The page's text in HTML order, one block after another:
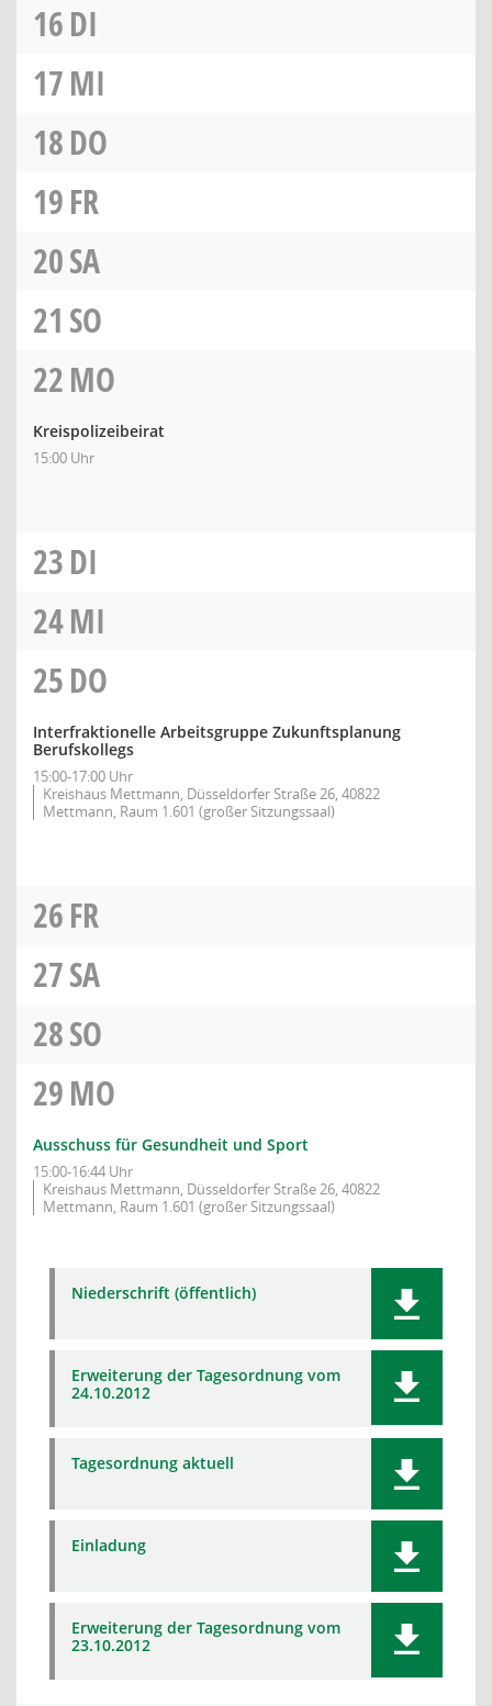
16DI
17MI
18DO
19FR
20SA
21 SO
22MO
Kreispolizeibeirat
15:00 Uhr
23DI
24MI
25DO
Interfraktionelle Arbeitsgruppe Zukunftsplanung
Berufskollegs
15:00-17:00 Uhr
Kreishaus Mettmann, Düsseldorfer Straße 26, 40822
Mettmann, Raum 1.601 (großer Sitzungssaal)
26FR
27SA
28SO
29MO
Ausschuss für Gesundheit und Sport
15:00-16:44 Uhr
Kreishaus Mettmann, Düsseldorfer Straße 26, 40822
Mettmann, Raum 1.601 (großer Sitzungssaal)
Niederschrift (öffentlich)
Erweiterung der Tagesordnung vom
24.10.2012
Tagesordnung aktuell
Einladung
Erweiterung der Tagesordnung vom
23.10.2012